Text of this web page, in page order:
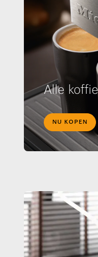
Alle
NU KOPEN